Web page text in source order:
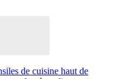
de cuisine haut de